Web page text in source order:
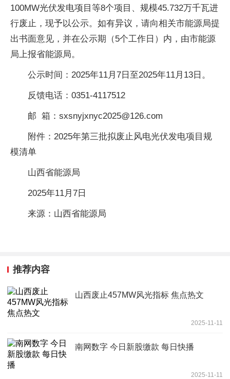
100MW光伏发电项目等8个项目、规模45.732万千瓦进
行废止，现予以公示。如有异议，请向相关市能源局提
出书面意见，并在公示期（5个工作日）内，由市能源
局上报省能源局。
公示时间：2025年11月7日至2025年11月13日。
反馈电话：0351-4117512
邮 箱：sxsnyjxnyc2025@126.com
附件：2025年第三批拟废止风电光伏发电项目规
模清单
山西省能源局
2025年11月7日
来源：山西省能源局
推荐内容
山西废止457MW风光指标 焦点热文
2025-11-11
南网数字 今日新股缴款 每日快播
2025-11-11